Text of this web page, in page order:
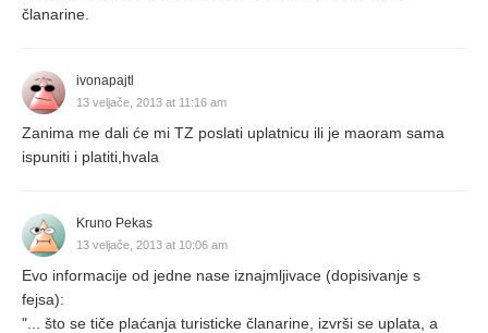
članarine.
ivonapajtl
13 veljače, 2013 at 11:16 am
Zanima me dali će mi TZ poslati uplatnicu ili je maoram sama
ispuniti i platiti,hvala
Kruno Pekas
13 veljače, 2013 at 10:06 am
Evo informacije od jedne nase iznajmljivace (dopisivanje s
fejsa):
"... što se tiče plaćanja turisticke članarine, izvrši se uplata, a